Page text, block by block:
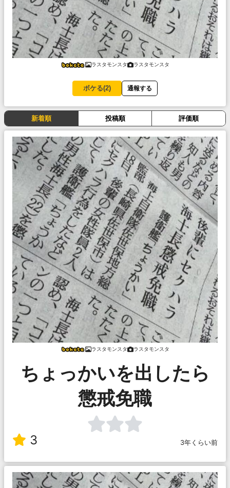
ラスタモンスタ ラスタモンスタ
ボケる(2) 通報する
新着順 投稿順 評価順
ラスタモンスタ ラスタモンスタ
ちょっかいを出したら
懲戒免職
3 3年くらい前